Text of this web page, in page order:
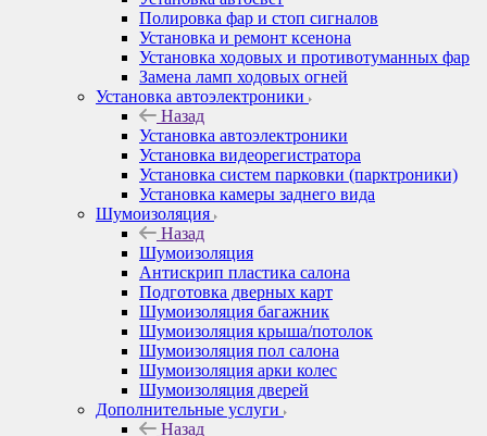
Полировка фар и стоп сигналов
Установка и ремонт ксенона
Установка ходовых и противотуманных фар
Замена ламп ходовых огней
Установка автоэлектроники
Назад
Установка автоэлектроники
Установка видеорегистратора
Установка систем парковки (парктроники)
Установка камеры заднего вида
Шумоизоляция
Назад
Шумоизоляция
Антискрип пластика салона
Подготовка дверных карт
Шумоизоляция багажник
Шумоизоляция крыша/потолок
Шумоизоляция пол салона
Шумоизоляция арки колес
Шумоизоляция дверей
Дополнительные услуги
Назад